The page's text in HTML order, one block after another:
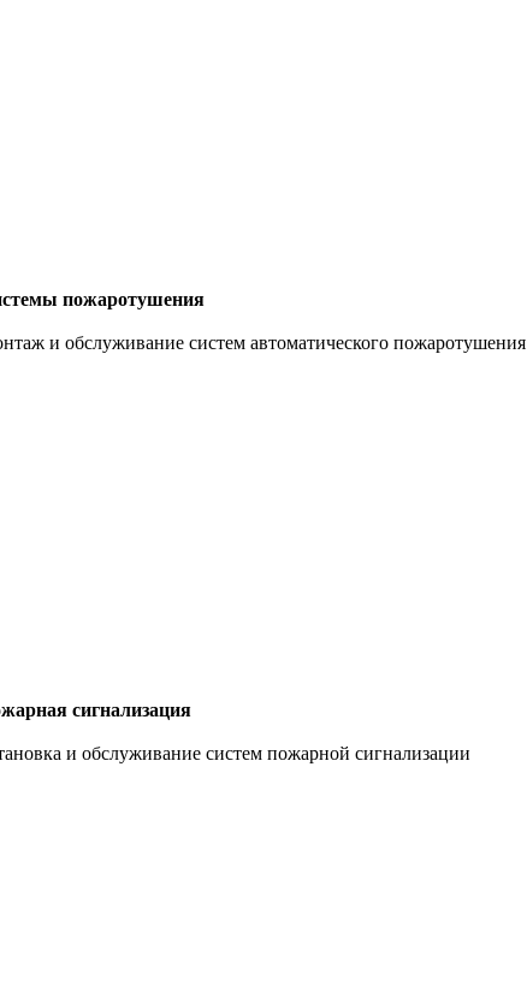
пожаротушения
и обслуживание систем автоматического пожаротушения
сигнализация
и обслуживание систем пожарной сигнализации